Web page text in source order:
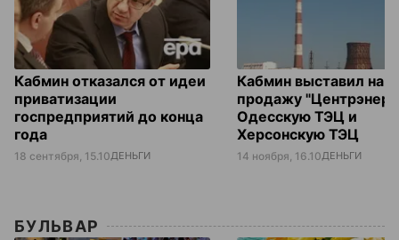
Кабмин отказался от идеи
приватизации
госпредприятий до конца
года
18 сентября, 15.10ДЕНЬГИ
Кабмин выставил на
продажу
Одесскую ТЭЦ и
Херсонскую ТЭЦ
14 ноября, 16.10ДЕНЬГИ
БУЛЬВАР